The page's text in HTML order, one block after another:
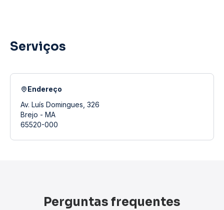
Serviços
Endereço
Av. Luís Domingues, 326
Brejo - MA
65520-000
Perguntas frequentes